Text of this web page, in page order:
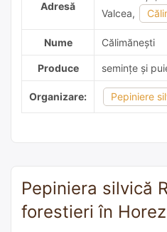
Adresă
Valcea,
Nume Călimăneşti
Produce semințe și
Organizare: Pepiniere
Pepiniera silvică
forestieri în